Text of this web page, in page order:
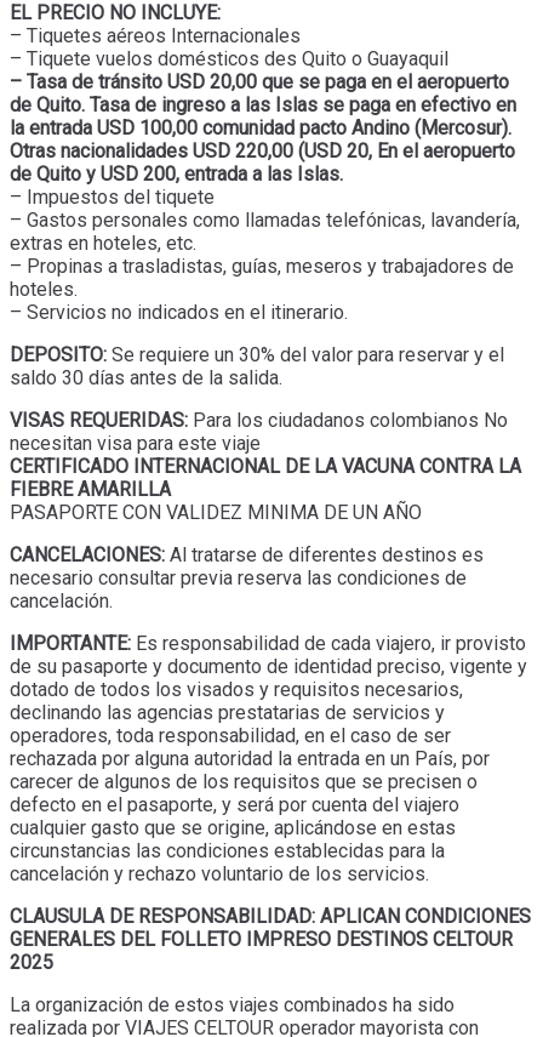
EL PRECIO NO INCLUYE:
– Tiquetes aéreos Internacionales
– Tiquete vuelos domésticos des Quito o Guayaquil
– Tasa de tránsito USD 20,00 que se paga en el aeropuerto
de Quito. Tasa de ingreso a las Islas se paga en efectivo en
la entrada USD 100,00 comunidad pacto Andino (Mercosur).
Otras nacionalidades USD 220,00 (USD 20, En el aeropuerto
de Quito y USD 200, entrada a las Islas.
– Impuestos del tiquete
– Gastos personales como llamadas telefónicas, lavandería,
extras en hoteles, etc.
– Propinas a trasladistas, guías, meseros y trabajadores de
hoteles.
– Servicios no indicados en el itinerario.
DEPOSITO: Se requiere un 30% del valor para reservar y el
saldo 30 días antes de la salida.
VISAS REQUERIDAS: Para los ciudadanos colombianos No
necesitan visa para este viaje
CERTIFICADO INTERNACIONAL DE LA VACUNA CONTRA LA
FIEBRE AMARILLA
PASAPORTE CON VALIDEZ MINIMA DE UN AÑO
CANCELACIONES: Al tratarse de diferentes destinos es
necesario consultar previa reserva las condiciones de
cancelación.
IMPORTANTE: Es responsabilidad de cada viajero, ir provisto
de su pasaporte y documento de identidad preciso, vigente y
dotado de todos los visados y requisitos necesarios,
declinando las agencias prestatarias de servicios y
operadores, toda responsabilidad, en el caso de ser
rechazada por alguna autoridad la entrada en un País, por
carecer de algunos de los requisitos que se precisen o
defecto en el pasaporte, y será por cuenta del viajero
cualquier gasto que se origine, aplicándose en estas
circunstancias las condiciones establecidas para la
cancelación y rechazo voluntario de los servicios.
CLAUSULA DE RESPONSABILIDAD: APLICAN CONDICIONES
GENERALES DEL FOLLETO IMPRESO DESTINOS CELTOUR
2025
La organización de estos viajes combinados ha sido
realizada por VIAJES CELTOUR operador mayorista con